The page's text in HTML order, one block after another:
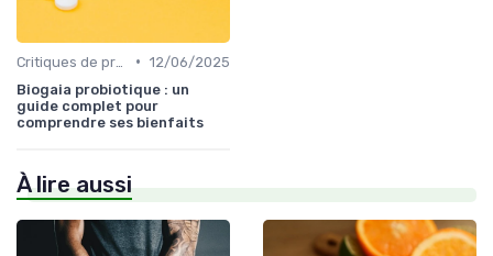
• 12/06/2025
Biogaia probiotique : un
guide complet pour
comprendre ses bienfaits
À lire aussi